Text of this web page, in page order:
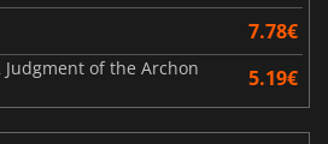
7.78€
Judgment of the Archon 5.19€